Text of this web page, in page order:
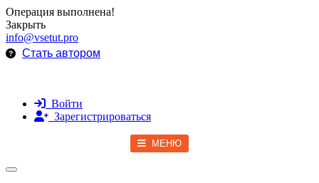
Операция выполнена!
Закрыть
info@vsetut.pro
Стать автором
Войти
Зарегистрироваться
МЕНЮ
Toggle navigation